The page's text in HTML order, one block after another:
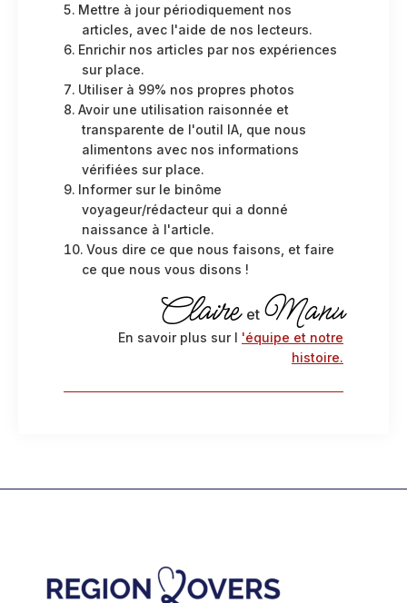
Mettre à jour périodiquement nos
articles, avec l'aide de nos lecteurs.
Enrichir nos articles par nos expériences
sur place.
Utiliser à 99% nos propres photos
Avoir une utilisation raisonnée et
transparente de l'outil IA, que nous
alimentons avec nos informations
vérifiées sur place.
Informer sur le binôme
voyageur/rédacteur qui a donné
naissance à l'article.
Vous dire ce que nous faisons, et faire
ce que nous vous disons !
Claire et Manu
En savoir plus sur l 'équipe et notre
histoire.